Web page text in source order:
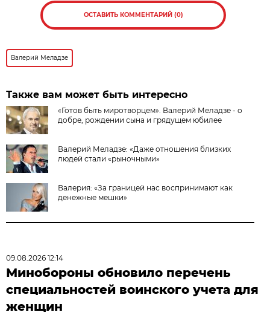
ОСТАВИТЬ КОММЕНТАРИЙ (0)
Валерий Меладзе
Также вам может быть интересно
«Готов быть миротворцем». Валерий Меладзе - о
добре, рождении сына и грядущем юбилее
Валерий Меладзе: «Даже отношения близких
людей стали «рыночными»
Валерия: «За границей нас воспринимают как
денежные мешки»
09.08.2026 12:14
Минобороны обновило перечень
специальностей воинского учета для
женщин